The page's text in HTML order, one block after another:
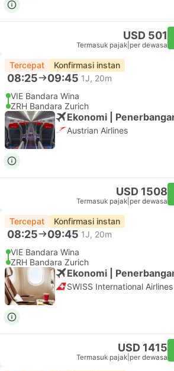
USD 501
Termasuk pajak per dewasa
Tercepat Konfirmasi instan
08:25 09:45 1J, 20m
VIE Bandara Wina
ZRH Bandara Zurich
Ekonomi |
Austrian Airlines
USD 1508
Termasuk pajak per dewasa
Tercepat Konfirmasi instan
08:25 09:45 1J, 20m
VIE Bandara Wina
ZRH Bandara Zurich
Ekonomi |
SWISS International Airlines
USD 1415
Termasuk pajak per dewasa